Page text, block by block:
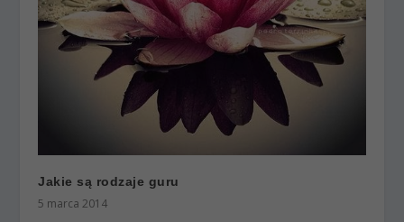
Jakie są rodzaje guru
5 marca 2014